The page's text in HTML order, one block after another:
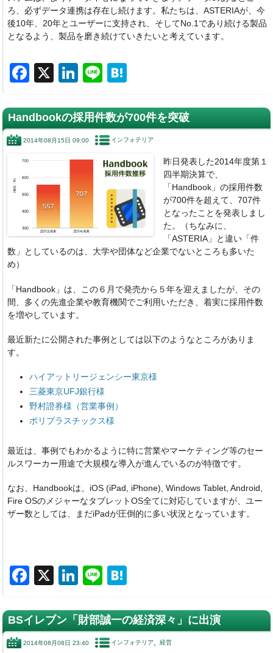
ろ、必ずデータ連携は存在し続けます。私たちは、ASTERIAが、今
後10年、20年とユーザーに支持され、そしてNo.1であり続ける製品
となるよう、製品を磨き続けていきたいと考えています。
F
c
e
o
k
X
Li
k
e
Li
e
e
n
Handbookの採用件数が700件を突破
2014年08月15日 09:00 インフォテリア
昨日発表した2014年度第１
四半期決算で、
「Handbook」の採用件数
が700件を超えて、707件
となったことを発表しまし
た。（ちなみに、
「ASTERIA」と違い「件
数」としているのは、大学や団体など企業でないところも多いた
め）
「Handbook」は、この６月で発売から５年を迎えましたが、その
間、多くの先進企業や教育機関でご利用いただき、着実に採用件数
を増やしています。
最近新たに公開された事例としては以下のようなところがありま
す。
ハイアットリージェンシー東京様
三菱東京UFJ銀行様
野村證券様（営業事例）
ポリプラスチックス様
最近は、事例でもわかるように特に営業やマーケティング等のセー
ルスワーカー用途で大規模な導入が進んでいるのが特徴です。
なお、Handbookは、iOS (iPad, iPhone), Windows Tablet, Android,
Fire OSのメジャーなタブレットOS全てに対応していますが、ユー
ザー数としては、まだiPadが圧倒的に多い状況となっています。
F
c
e
X
Li
k
e
Li
e
e
n
BSイレブン「財部誠一の経済深々」に出演
2014年08月08日 23:40 インフォテリア 経営